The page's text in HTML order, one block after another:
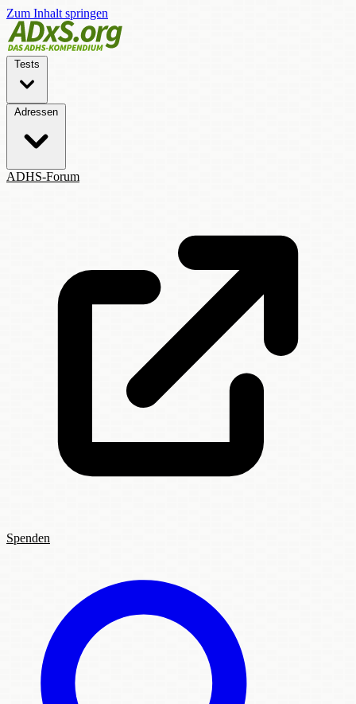
Zum Inhalt springen
Tests
Adressen
ADHS-Forum
Spenden